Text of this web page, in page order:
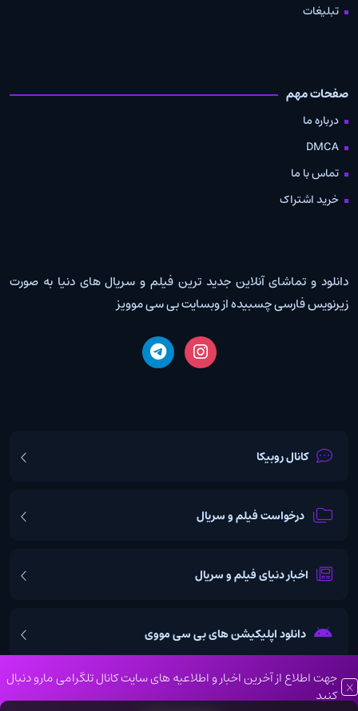
جهت اطلاع از آخرین اخبار و اطلاعیه های سایت کانال تلگرامی مارو دنبال
کنید
تبلیغات
صفحات مهم
درباره ما
DMCA
تماس با ما
خرید اشتراک
دانلود و تماشای آنلاین جدید ترین فیلم و سریال های دنیا به صورت
زیرنویس فارسی چسبیده از وبسایت بی سی موویز
کانال روبیکا
درخواست فیلم و سریال
اخبار دنیای فیلم و سریال
دانلود اپلیکیشن های بی سی مووی